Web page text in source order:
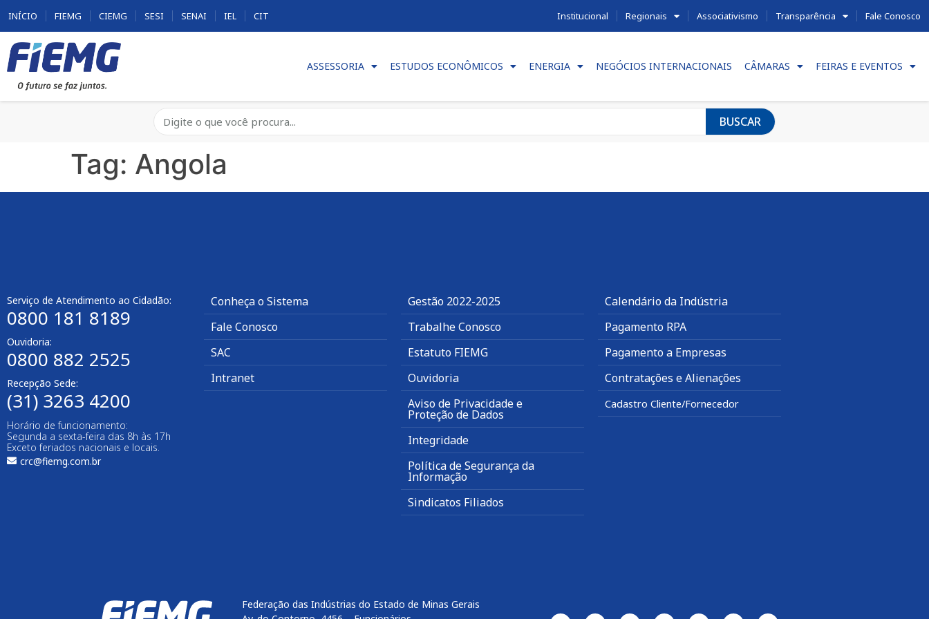
INÍCIO FIEMG CIEMG SESI SENAI IEL CIT Institucional Regionais Associativismo Transparência Fale Conosco
ASSESSORIA ESTUDOS ECONÔMICOS ENERGIA NEGÓCIOS INTERNACIONAIS CÂMARAS FEIRAS E EVENTOS
BUSCAR
Tag: Angola
Serviço de Atendimento ao Cidadão:
0800 181 8189
Ouvidoria:
0800 882 2525
Recepção Sede:
(31) 3263 4200
Horário de funcionamento:
Segunda a sexta-feira das 8h às 17h
Exceto feriados nacionais e locais.
crc@fiemg.com.br
Conheça o Sistema
Fale Conosco
SAC
Intranet
Gestão 2022-2025
Trabalhe Conosco
Estatuto FIEMG
Ouvidoria
Aviso de Privacidade e
Proteção de Dados
Integridade
Política de Segurança da
Informação
Sindicatos Filiados
Calendário da Indústria
Pagamento RPA
Pagamento a Empresas
Contratações e Alienações
Cadastro Cliente/Fornecedor
Federação das Indústrias do Estado de Minas Gerais